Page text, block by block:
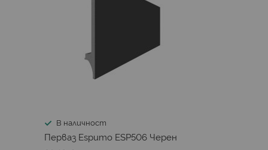
В наличност
Перваз Espumo ESP506 Черен